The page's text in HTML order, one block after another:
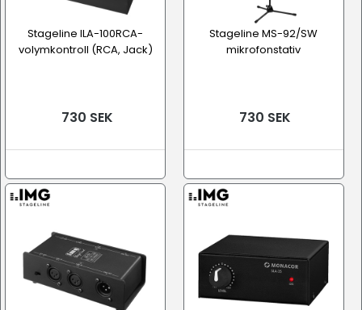
Stageline ILA-100RCA-
volymkontroll (RCA, Jack)
730 SEK
Stageline MS-92/SW
mikrofonstativ
730 SEK